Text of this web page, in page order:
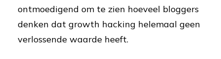
ontmoedigend om te zien hoeveel bloggers
denken dat growth hacking helemaal geen
verlossende waarde heeft.